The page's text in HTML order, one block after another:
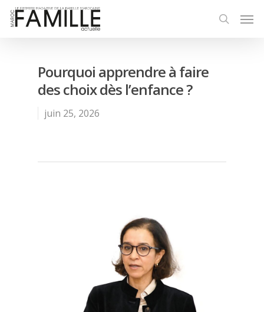
Pourquoi apprendre à faire
des choix dès l’enfance ?
juin 25, 2026